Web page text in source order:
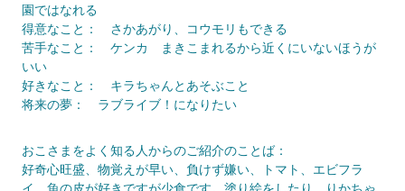
園ではなれる
得意なこと： さかあがり、コウモリもできる
苦手なこと： ケンカ まきこまれるから近くにいないほうが
いい
好きなこと： キラちゃんとあそぶこと
将来の夢： ラブライブ！になりたい
おこさまをよく知る人からのご紹介のことば：
好奇心旺盛、物覚えが早い、負けず嫌い、トマト、エビフラ